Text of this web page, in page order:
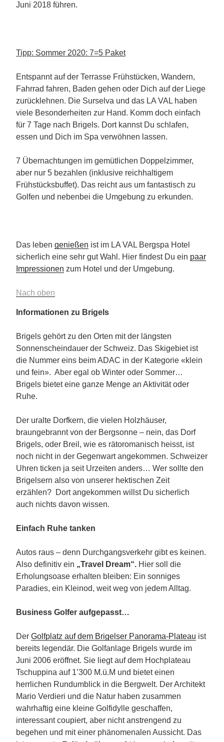
Juni 2018 führen.
Tipp: Sommer 2020: 7=5 Paket
Entspannt auf der Terrasse Frühstücken, Wandern,
Fahrrad fahren, Baden gehen oder Dich auf der Liege
zurücklehnen. Die Surselva und das LA VAL haben
viele Besonderheiten zur Hand. Komm doch einfach
für 7 Tage nach Brigels. Dort kannst Du schlafen,
essen und Dich im Spa verwöhnen lassen.
7 Übernachtungen im gemütlichen Doppelzimmer,
aber nur 5 bezahlen (inklusive reichhaltigem
Frühstücksbuffet). Das reicht aus um fantastisch zu
Golfen und nebenbei die Umgebung zu erkunden.
Das leben genießen ist im LA VAL Bergspa Hotel
sicherlich eine sehr gut Wahl. Hier findest Du ein paar
Impressionen zum Hotel und der Umgebung.
Nach oben
Informationen zu Brigels
Brigels gehört zu den Orten mit der längsten
Sonnenscheindauer der Schweiz. Das Skigebiet ist
die Nummer eins beim ADAC in der Kategorie «klein
und fein». Aber egal ob Winter oder Sommer…
Brigels bietet eine ganze Menge an Aktivität oder
Ruhe.
Der uralte Dorfkern, die vielen Holzhäuser,
braungebrannt von der Bergsonne – nein, das Dorf
Brigels, oder Breil, wie es rätoromanisch heisst, ist
noch nicht in der Gegenwart angekommen. Schweizer
Uhren ticken ja seit Urzeiten anders… Wer sollte den
Brigelsern also von unserer hektischen Zeit
erzählen? Dort angekommen willst Du sicherlich
auch nichts davon wissen.
Einfach Ruhe tanken
Autos raus – denn Durchgangsverkehr gibt es keinen.
Also definitiv ein „Travel Dream“. Hier soll die
Erholungsoase erhalten bleiben: Ein sonniges
Paradies, ein Kleinod, weit weg von jedem Alltag.
Business Golfer aufgepasst…
Der Golfplatz auf dem Brigelser Panorama-Plateau ist
bereits legendär. Die Golfanlage Brigels wurde im
Juni 2006 eröffnet. Sie liegt auf dem Hochplateau
Tschuppina auf 1’300 M.ü.M und bietet einen
herrlichen Rundumblick in die Bergwelt. Der Architekt
Mario Verdieri und die Natur haben zusammen
wahrhaftig eine kleine Golfidylle geschaffen,
interessant coupiert, aber nicht anstrengend zu
begehen und mit einer phänomenalen Aussicht. Das